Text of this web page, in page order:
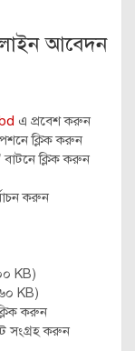
আবেদন
এ প্রবেশ করুন
ক্লিক করুন
বাটনে ক্লিক করুন
করুন
KB)
KB)
করুন
সংগ্রহ করুন